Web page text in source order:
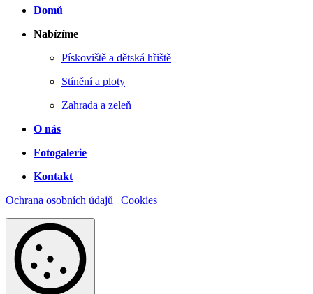
Domů
Nabízíme
Pískoviště a dětská hřiště
Stínění a ploty
Zahrada a zeleň
O nás
Fotogalerie
Kontakt
Ochrana osobních údajů | Cookies